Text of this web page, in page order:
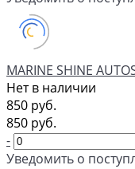
MARINE SHINE
Нет в наличии
850 руб.
850 руб.
-
Уведомить о